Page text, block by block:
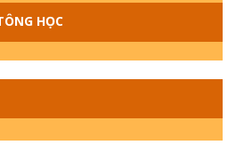
THIỀN TÔNG ĐẶC BIỆT - P14 -
GỐC ÂM LỊCH DƯƠNG LỊCH -
THIỀN TÔNG ĐẶC BIỆT - P13 -
HỌC